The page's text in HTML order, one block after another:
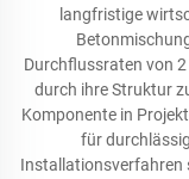
langfristige
Durchflussraten von
durch ihre Struktur
Komponente in
für
Installationsverfahren